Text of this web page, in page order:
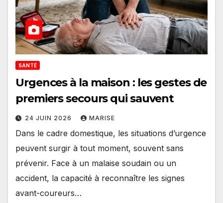
SANTÉ
Urgences à la maison : les gestes de
premiers secours qui sauvent
24 JUIN 2026 MARISE
Dans le cadre domestique, les situations d’urgence
peuvent surgir à tout moment, souvent sans
prévenir. Face à un malaise soudain ou un
accident, la capacité à reconnaître les signes
avant-coureurs…